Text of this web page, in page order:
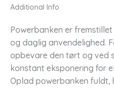
Additional Info
Powerbanken er
og daglig anvendelighed.
opbevare den tørt og ved
konstant eksponering for
Oplad powerbanken fuldt,